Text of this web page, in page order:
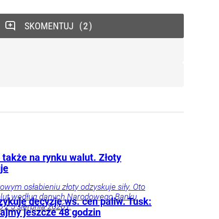
SKOMENTUJ 2
także na rynku walut. Złoty
osłabieniu złoty odzyskuje siły. Oto
według danych Narodowego Banku
z 5 sierpnia 2026 r.
decyzję ws. cen paliw. Tusk:
jeszcze 48 godzin